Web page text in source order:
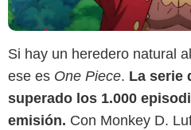
Si hay un heredero natural
ese es One Piece. La serie
superado los 1.000
emisión. Con Monkey D.